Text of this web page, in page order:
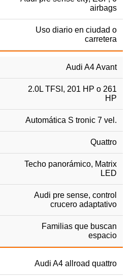
airbags
Uso diario en ciudad o
carretera
Audi A4 Avant
2.0L TFSI, 201 HP o 261
HP
Automática S tronic 7 vel.
Quattro
Techo panorámico, Matrix
LED
Audi pre sense, control
crucero adaptativo
Familias que buscan
espacio
Audi A4 allroad quattro